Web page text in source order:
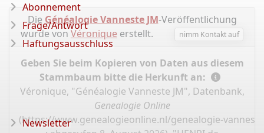
Die Généalogie Vanneste JM-Veröffentlichung
wurde von Véronique erstellt. nimm Kontakt auf
Geben Sie beim Kopieren von Daten aus diesem
Stammbaum bitte die Herkunft an:
Véronique, "Généalogie Vanneste JM", Datenbank,
Genealogie Online
(https://www.genealogieonline.nl/genealogie-
Abonnement
Frage/Antwort
Haftungsausschluss
Newsletter